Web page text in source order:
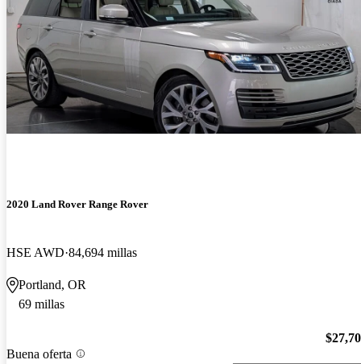
2020 Land Rover Range Rover
HSE AWD 84,694 millas
Portland, OR
69 millas
Buena oferta